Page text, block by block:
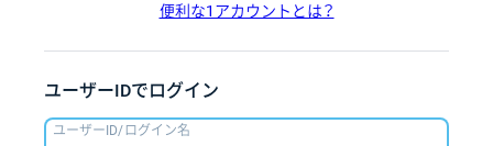
便利な1アカウントとは？
ユーザーIDでログイン
ユーザーID/ログイン名